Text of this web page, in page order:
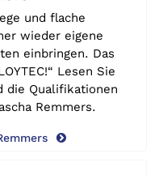
und flache
wieder eigene
einbringen. Das
Lesen Sie
die Qualifikationen
Remmers.